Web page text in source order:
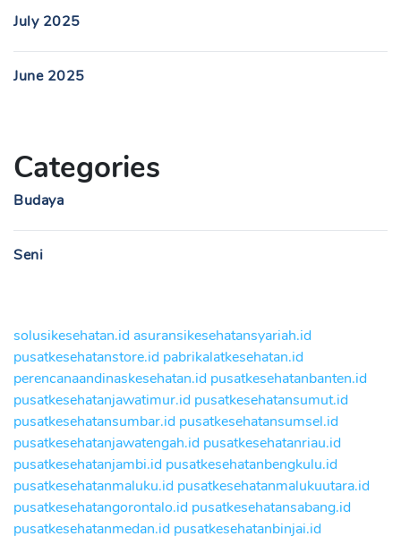
July 2025
June 2025
Categories
Budaya
Seni
solusikesehatan.id asuransikesehatansyariah.id
pusatkesehatanstore.id pabrikalatkesehatan.id
perencanaandinaskesehatan.id pusatkesehatanbanten.id
pusatkesehatanjawatimur.id pusatkesehatansumut.id
pusatkesehatansumbar.id pusatkesehatansumsel.id
pusatkesehatanjawatengah.id pusatkesehatanriau.id
pusatkesehatanjambi.id pusatkesehatanbengkulu.id
pusatkesehatanmaluku.id pusatkesehatanmalukuutara.id
pusatkesehatangorontalo.id pusatkesehatansabang.id
pusatkesehatanmedan.id pusatkesehatanbinjai.id